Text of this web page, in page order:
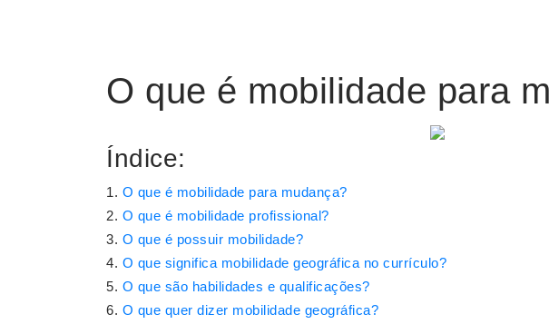
O que é mobilidade para
Índice:
O que é mobilidade para mudança?
O que é mobilidade profissional?
O que é possuir mobilidade?
O que significa mobilidade geográfica no currículo?
O que são habilidades e qualificações?
O que quer dizer mobilidade geográfica?